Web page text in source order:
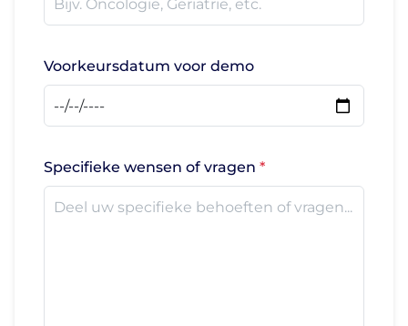
Voorkeursdatum voor demo
Specifieke wensen of vragen